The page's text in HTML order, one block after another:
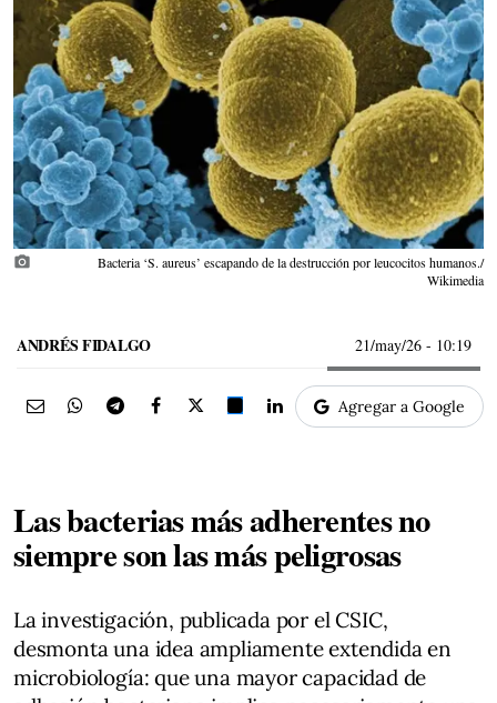
photo_camera
Bacteria ‘S. aureus’ escapando de la destrucción por leucocitos humanos./
Wikimedia
ANDRÉS FIDALGO 21/may/26 - 10:19
Agregar a Google
Las bacterias más adherentes no
siempre son las más peligrosas
La investigación, publicada por el CSIC,
desmonta una idea ampliamente extendida en
microbiología: que una mayor capacidad de